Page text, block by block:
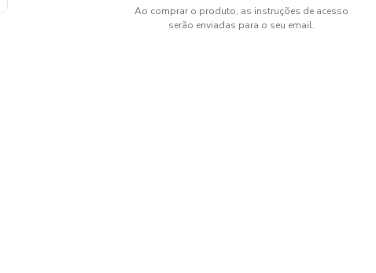
Ao comprar o produto, as instruções de acesso
serão enviadas para o seu email.